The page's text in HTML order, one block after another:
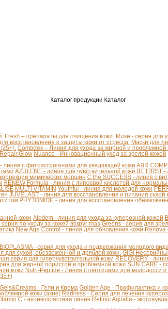
Каталог продукции Каталог
Fresh – препараты для очищения кожи. Muse - серия для
восстановления и защиты кожи от стресса. Маски для
Comodex – Линия для ухода за жирной и проблемной
Glow Nuance - Инновационный уход за зрелой кожей
линия с фитоэстрогенами для увядающей кожи ABR
AZULENE - линия для чувствительной кожи BE FIRST
мимических морщин C the SUCCESS - линия с
RENEW Formula - линия с липоевой кислотой для
MULTI VITAMIN Youthful - линия для молодой кожи
JUVELAST - линия для восстановления и питания сухой
PHYTOMIDE - линия для восстановления
кожи Alodem - линия для ухода за куперозной кожей
по уходу за кожей вокруг глаз Greens - серия для
New Age Control - линия для обновления кожи Renova
BIOPLASMA - серия для ухода и поддержания молодого
для сухой, обезвоженной и дряблой кожи. GiGi
серия для гиперчувствительной кожи RECOVERY -
для жирной пористой и проблемной кожи SUN CARE -
кожи Nutri-Peptide - Линия с пептидами для молодости и
Gels&Creams - Гели и Крема Golden Age - Профилактика и
кожи (акне) Redness - Серия для лечения
C - антивозрастная линия Retinol Aqualia -